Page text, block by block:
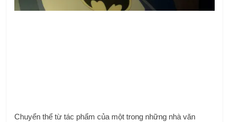
Chuyển thể từ tác phẩm của một trong những nhà văn